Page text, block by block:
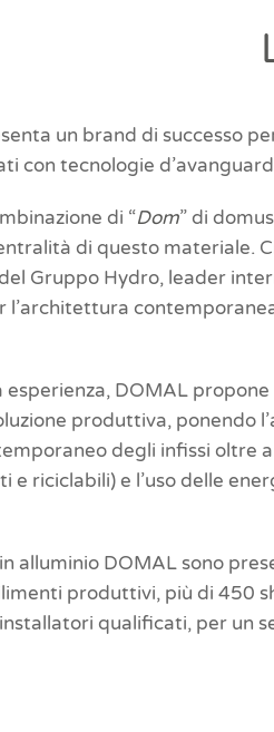
un brand di successo
con tecnologie
di “Dom” di
di questo materiale.
Gruppo Hydro, leader
l’architettura
esperienza, DOMAL
produttiva, ponendo
degli infissi oltre
e riciclabili) e l’uso delle
alluminio DOMAL sono
produttivi, più di 450
qualificati, per un